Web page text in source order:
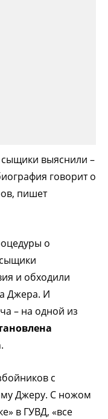
сыщики выяснили –
говорит о
пишет
о
и обходили
Джера. И
– на одной из
.
с
Джеру. С ножом
в ГУВД, «все